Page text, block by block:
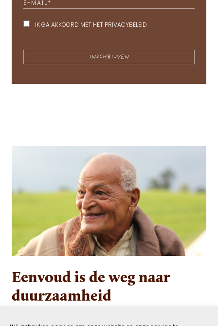
E-MAIL *
IK GA AKKOORD MET HET PRIVACYBELEID
Eenvoud is de weg naar
duurzaamheid